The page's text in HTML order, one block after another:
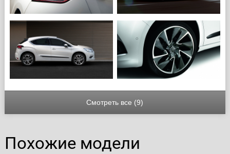
Смотреть все (9)
Похожие модели